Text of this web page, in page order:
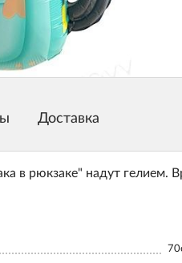
Доставка
в рюкзаке" надут гелием.